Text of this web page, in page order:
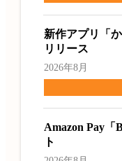
新作アプリ「
リリース
2026年8月
Amazon Pay「
ト